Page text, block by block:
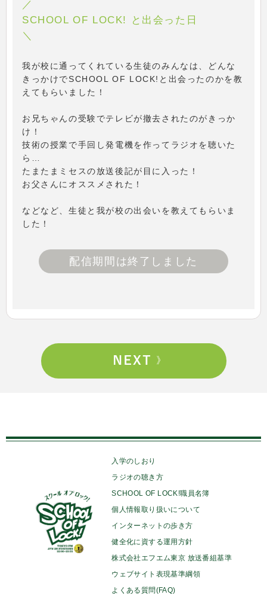
／
SCHOOL OF LOCK! と出会った日
＼
我が校に通ってくれている生徒のみんなは、どんな
きっかけでSCHOOL OF LOCK!と出会ったのかを教
えてもらいました！
お兄ちゃんの受験でテレビが撤去されたのがきっか
け！
技術の授業で手回し発電機を作ってラジオを聴いた
ら…
たまたまミセスの放送後記が目に入った！
お父さんにオススメされた！
などなど、生徒と我が校の出会いを教えてもらいま
した！
配信期間は終了しました
入学のしおり
ラジオの聴き方
SCHOOL OF LOCK!職員名簿
個人情報取り扱いについて
インターネットの歩き方
健全化に資する運用方針
株式会社エフエム東京 放送番組基準
ウェブサイト表現基準綱領
よくある質問(FAQ)